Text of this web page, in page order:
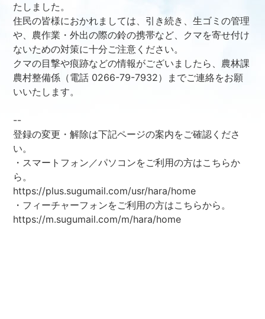
たしました。
住民の皆様におかれましては、引き続き、生ゴミの管理
や、農作業・外出の際の鈴の携帯など、クマを寄せ付け
ないための対策に十分ご注意ください。
クマの目撃や痕跡などの情報がございましたら、農林課
農村整備係（電話 0266-79-7932）までご連絡をお願
いいたします。
--
登録の変更・解除は下記ページの案内をご確認くださ
い。
・スマートフォン／パソコンをご利用の方はこちらか
ら。
https://plus.sugumail.com/usr/hara/home
・フィーチャーフォンをご利用の方はこちらから。
https://m.sugumail.com/m/hara/home